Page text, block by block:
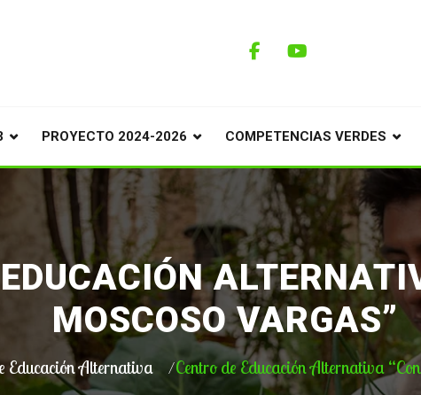
PROYECTO 2024-2026 COMPETENCIAS VERDES
MOSCOSO VARGAS”
Educación Alternativa Centro de Educación Alternativa